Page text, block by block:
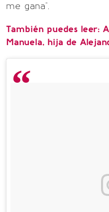
me gana".
También puedes leer:
Manuela, hija de